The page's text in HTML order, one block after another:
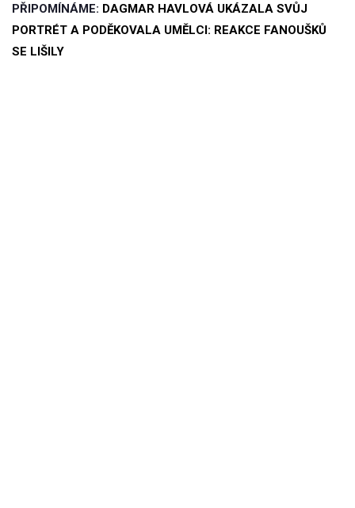
PŘIPOMÍNÁME: DAGMAR HAVLOVÁ UKÁZALA SVŮJ
PORTRÉT A PODĚKOVALA UMĚLCI: REAKCE FANOUŠKŮ
SE LIŠILY